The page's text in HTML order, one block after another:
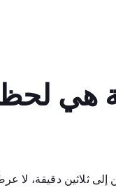
هي
ثلاثين دقيقة، لا